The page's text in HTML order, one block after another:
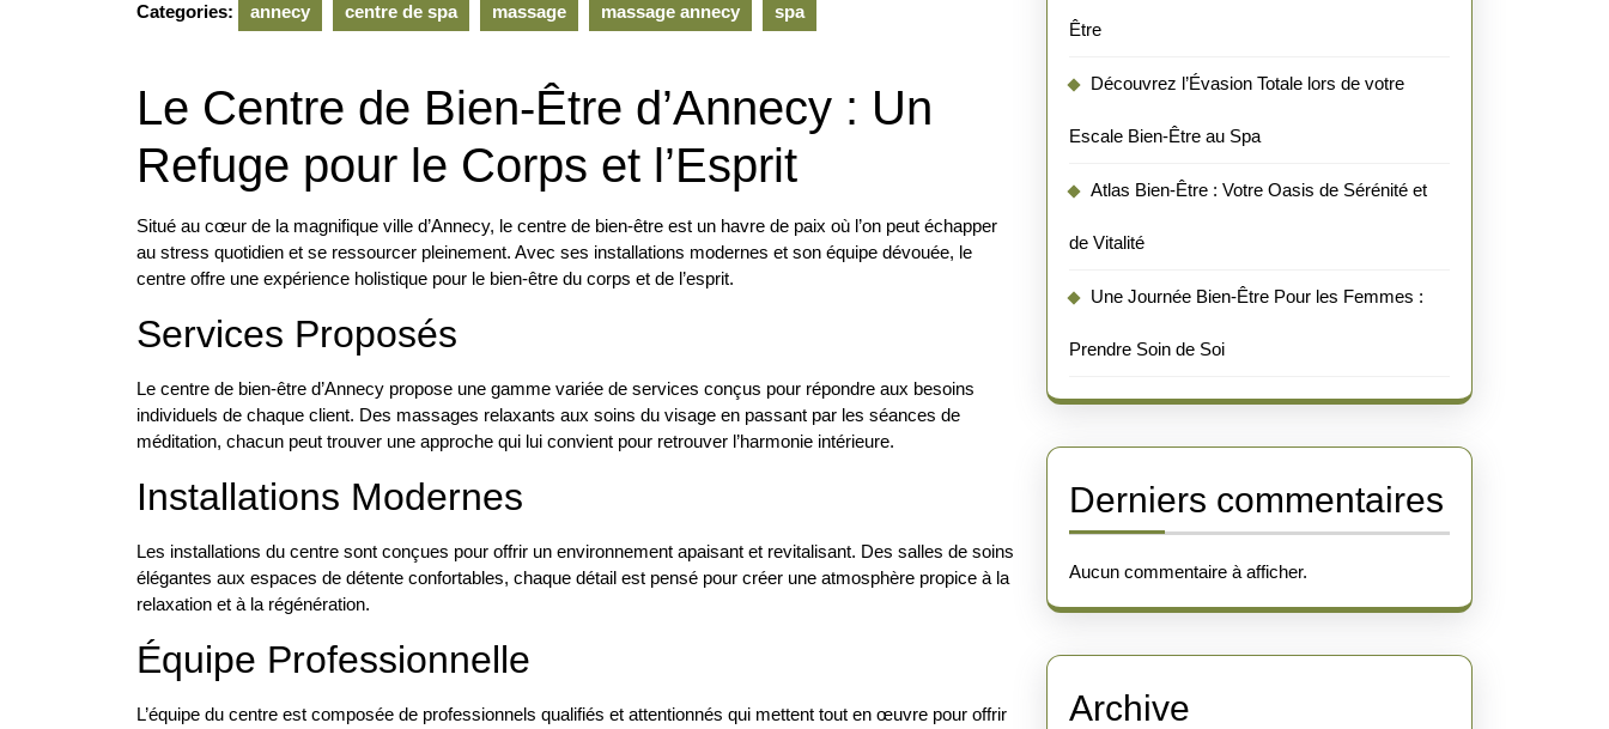
Categories: annecy centre de spa massage massage annecy spa
Le Centre de Bien-Être d’Annecy : Un
Refuge pour le Corps et l’Esprit
Situé au cœur de la magnifique ville d’Annecy, le centre de bien-être est un havre de paix où l’on peut échapper
au stress quotidien et se ressourcer pleinement. Avec ses installations modernes et son équipe dévouée, le
centre offre une expérience holistique pour le bien-être du corps et de l’esprit.
Services Proposés
Le centre de bien-être d’Annecy propose une gamme variée de services conçus pour répondre aux besoins
individuels de chaque client. Des massages relaxants aux soins du visage en passant par les séances de
méditation, chacun peut trouver une approche qui lui convient pour retrouver l’harmonie intérieure.
Installations Modernes
Les installations du centre sont conçues pour offrir un environnement apaisant et revitalisant. Des salles de soins
élégantes aux espaces de détente confortables, chaque détail est pensé pour créer une atmosphère propice à la
relaxation et à la régénération.
Équipe Professionnelle
L’équipe du centre est composée de professionnels qualifiés et attentionnés qui mettent tout en œuvre pour offrir
Être
Découvrez l’Évasion Totale lors de votre
Escale Bien-Être au Spa
Atlas Bien-Être : Votre Oasis de Sérénité et
de Vitalité
Une Journée Bien-Être Pour les Femmes :
Prendre Soin de Soi
Derniers commentaires
Aucun commentaire à afficher.
Archive